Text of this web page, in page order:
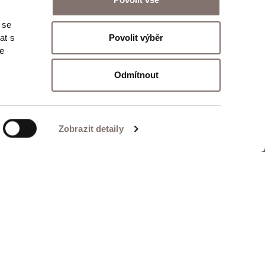
s
Zobrazit detaily
Povolit výběr
Odmítnout